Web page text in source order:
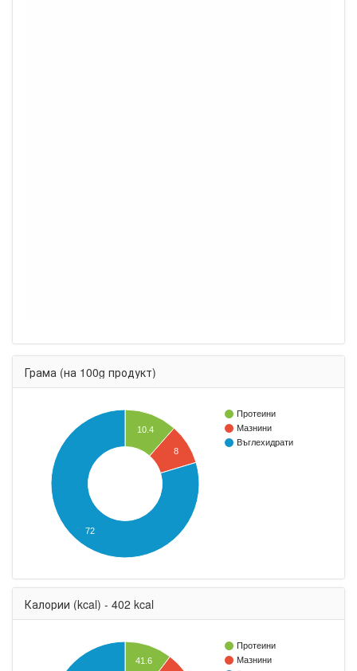
Грама (на 100g продукт)
Протеини
Мазнини
Въглехидрати
10.4
8
72
Калории (kcal) - 402 kcal
Протеини
Мазнини
41.6